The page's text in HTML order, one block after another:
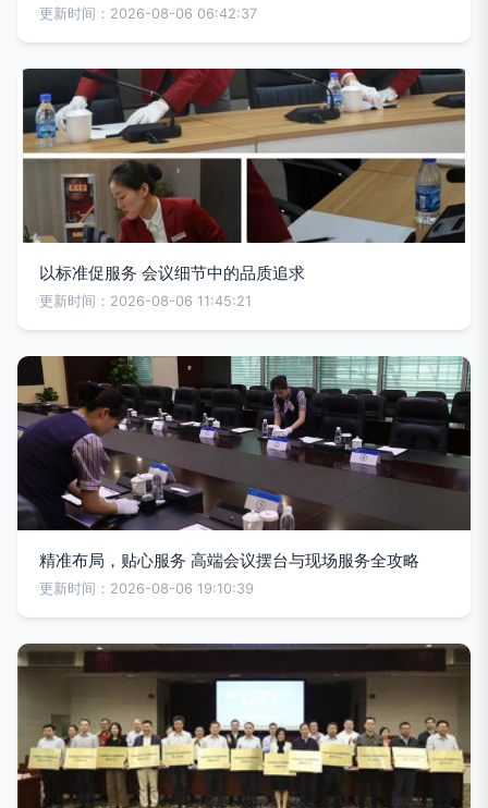
更新时间：2026-08-06 06:42:37
以标准促服务 会议细节中的品质追求
更新时间：2026-08-06 11:45:21
精准布局，贴心服务 高端会议摆台与现场服务全攻略
更新时间：2026-08-06 19:10:39